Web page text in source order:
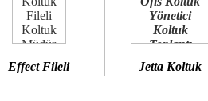
Effect Fileli Jetta Koltuk